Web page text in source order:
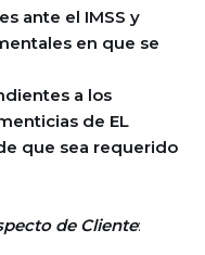
ante el IMSS y
en que se
a los
de EL
que sea requerido
de Cliente: